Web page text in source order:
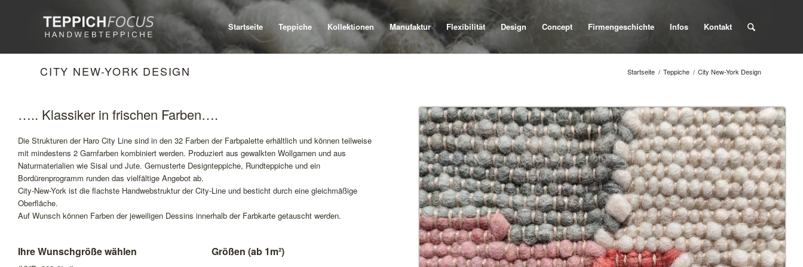
Startseite Teppiche Kollektionen Manufaktur Flexibilität Design Concept Firmengeschichte Infos Kontakt
CITY NEW-YORK DESIGN Startseite / Teppiche / City New-York Design
….. Klassiker in frischen Farben….
Die Strukturen der Haro City Line sind in den 32 Farben der Farbpalette erhältlich und können teilweise
mit mindestens 2 Garnfarben kombiniert werden. Produziert aus gewalkten Wollgarnen und aus
Naturmaterialien wie Sisal und Jute. Gemusterte Designteppiche, Rundteppiche und ein
Bordürenprogramm runden das vielfältige Angebot ab.
City-New-York ist die flachste Handwebstruktur der City-Line und besticht durch eine gleichmäßige
Oberfläche.
Auf Wunsch können Farben der jeweiligen Dessins innerhalb der Farbkarte getauscht werden.
Ihre Wunschgröße wählen Größen (ab 1m²)